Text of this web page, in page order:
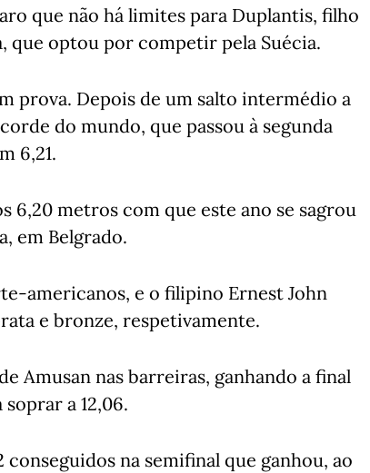
que não há limites para Duplantis, filho
que optou por competir pela Suécia.
prova. Depois de um salto intermédio a
do mundo, que passou à segunda
6,21.
6,20 metros com que este ano se sagrou
em Belgrado.
americanos, e o filipino Ernest John
e bronze, respetivamente.
Amusan nas barreiras, ganhando a final
a 12,06.
conseguidos na semifinal que ganhou, ao